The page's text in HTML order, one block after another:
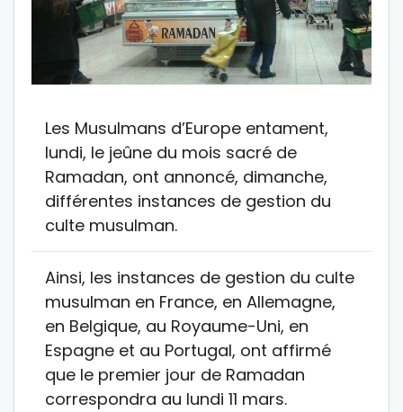
Les Musulmans d’Europe entament,
lundi, le jeûne du mois sacré de
Ramadan, ont annoncé, dimanche,
différentes instances de gestion du
culte musulman.
Ainsi, les instances de gestion du culte
musulman en France, en Allemagne,
en Belgique, au Royaume-Uni, en
Espagne et au Portugal, ont affirmé
que le premier jour de Ramadan
correspondra au lundi 11 mars.